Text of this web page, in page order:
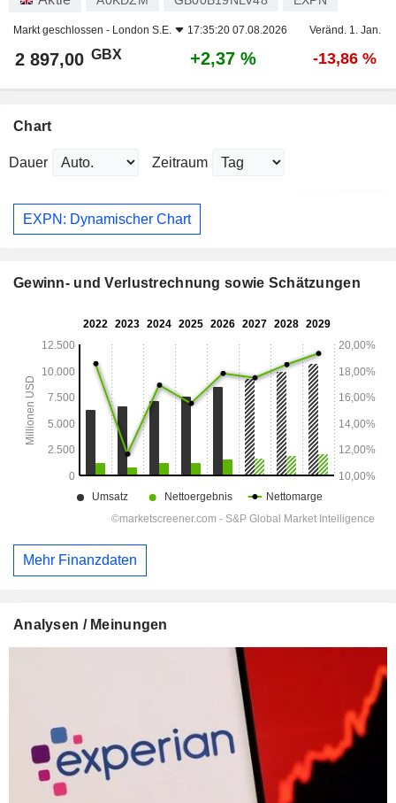
Markt geschlossen - London S.E. 17:35:20 07.08.2026 Veränd. 1. Jan.
2 897,00 GBX +2,37 % -13,86 %
Chart
Dauer Zeitraum
EXPN: Dynamischer Chart
Gewinn- und Verlustrechnung sowie Schätzungen
Mehr Finanzdaten
Analysen / Meinungen